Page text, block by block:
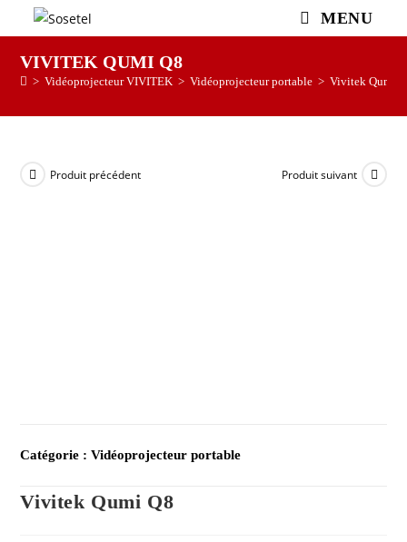
MENU
VIVITEK QUMI Q8
> Vidéoprojecteur VIVITEK > Vidéoprojecteur portable > Vivitek Qumi
Produit précédent Produit suivant
Catégorie :Vidéoprojecteur portable
Vivitek Qumi Q8